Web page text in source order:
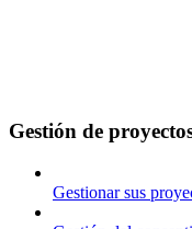
Gestión de
Gestionar sus